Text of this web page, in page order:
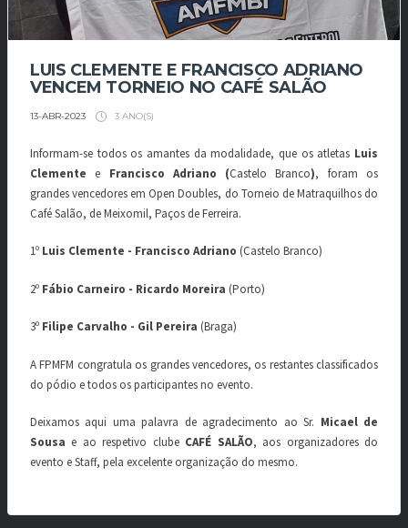
LUIS CLEMENTE E FRANCISCO ADRIANO
VENCEM TORNEIO NO CAFÉ SALÃO
13-ABR-2023 3 ANO(S)
Informam-se todos os amantes da modalidade, que os atletas Luis
Clemente e Francisco Adriano (Castelo Branco), foram os
grandes vencedores em Open Doubles, do Torneio de Matraquilhos do
Café Salão, de Meixomil, Paços de Ferreira.
1º Luis Clemente - Francisco Adriano (Castelo Branco)
2º Fábio Carneiro - Ricardo Moreira (Porto)
3º Filipe Carvalho - Gil Pereira (Braga)
A FPMFM congratula os grandes vencedores, os restantes classificados
do pódio e todos os participantes no evento.
Deixamos aqui uma palavra de agradecimento ao Sr. Micael de
Sousa e ao respetivo clube CAFÉ SALÃO, aos organizadores do
evento e Staff, pela excelente organização do mesmo.